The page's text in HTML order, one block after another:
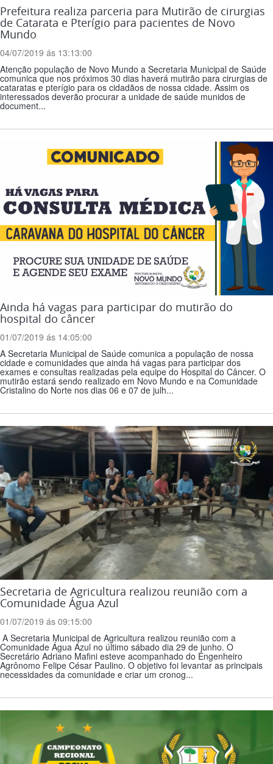
Prefeitura realiza parceria para Mutirão de cirurgias
de Catarata e Pterígio para pacientes de Novo
Mundo
04/07/2019 ás 13:13:00
Atenção população de Novo Mundo a Secretaria Municipal de Saúde
comunica que nos próximos 30 dias haverá mutirão para cirurgias de
cataratas e pterígio para os cidadãos de nossa cidade. Assim os
interessados deverão procurar a unidade de saúde munidos de
document...
Ainda há vagas para participar do mutirão do
hospital do câncer
01/07/2019 ás 14:05:00
A Secretaria Municipal de Saúde comunica a população de nossa
cidade e comunidades que ainda há vagas para participar dos
exames e consultas realizadas pela equipe do Hospital do Câncer. O
mutirão estará sendo realizado em Novo Mundo e na Comunidade
Cristalino do Norte nos dias 06 e 07 de julh...
Secretaria de Agricultura realizou reunião com a
Comunidade Água Azul
01/07/2019 ás 09:15:00
A Secretaria Municipal de Agricultura realizou reunião com a
Comunidade Água Azul no último sábado dia 29 de junho. O
Secretário Adriano Mafini esteve acompanhado do Engenheiro
Agrônomo Felipe César Paulino. O objetivo foi levantar as principais
necessidades da comunidade e criar um cronog...